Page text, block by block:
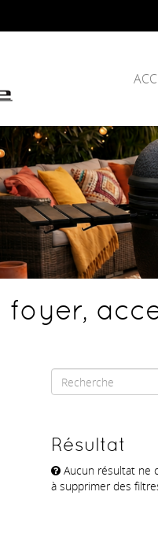
foyer,
Résultat
Aucun résultat ne
à supprimer des